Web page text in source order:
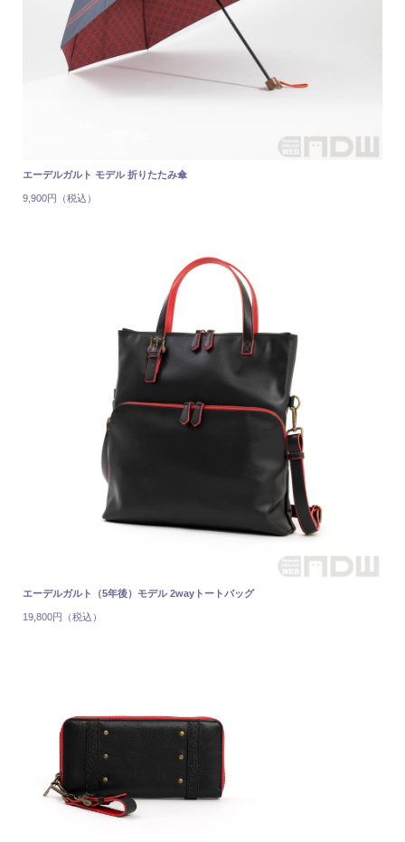
エーデルガルト モデル 折りたたみ傘
9,900円（税込）
エーデルガルト（5年後）モデル 2wayトートバッグ
19,800円（税込）